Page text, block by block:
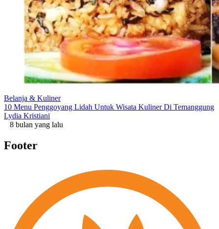
Belanja & Kuliner
10 Menu Penggoyang Lidah Untuk Wisata Kuliner Di Temanggung
Lydia Kristiani
8 bulan yang lalu
Footer